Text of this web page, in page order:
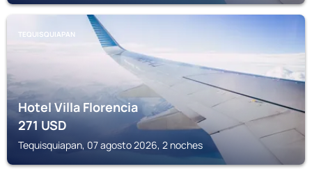
TEQUISQUIAPAN
Hotel Villa Florencia
271USD
Tequisquiapan, 07 agosto 2026, 2 noches